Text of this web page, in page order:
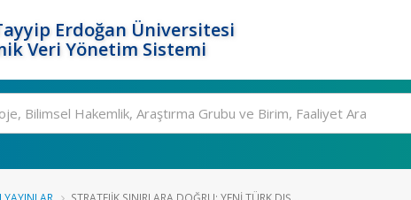
Erdoğan Üniversitesi
Veri Yönetim Sistemi